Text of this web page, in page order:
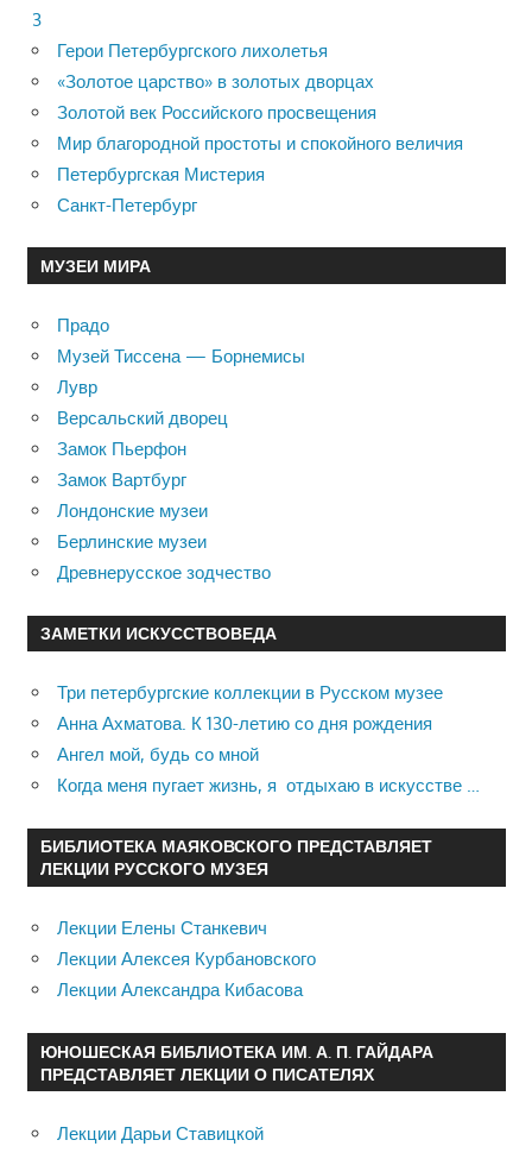
3
Герои Петербургского лихолетья
«Золотое царство» в золотых дворцах
Золотой век Российского просвещения
Мир благородной простоты и спокойного величия
Петербургская Мистерия
Санкт-Петербург
МУЗЕИ МИРА
Прадо
Музей Тиссена — Борнемисы
Лувр
Версальский дворец
Замок Пьерфон
Замок Вартбург
Лондонские музеи
Берлинские музеи
Древнерусское зодчество
ЗАМЕТКИ ИСКУССТВОВЕДА
Три петербургские коллекции в Русском музее
Анна Ахматова. К 130-летию со дня рождения
Ангел мой, будь со мной
Когда меня пугает жизнь, я отдыхаю в искусстве …
БИБЛИОТЕКА МАЯКОВСКОГО ПРЕДСТАВЛЯЕТ
ЛЕКЦИИ РУССКОГО МУЗЕЯ
Лекции Елены Станкевич
Лекции Алексея Курбановского
Лекции Александра Кибасова
ЮНОШЕСКАЯ БИБЛИОТЕКА ИМ. А. П. ГАЙДАРА
ПРЕДСТАВЛЯЕТ ЛЕКЦИИ О ПИСАТЕЛЯХ
Лекции Дарьи Ставицкой